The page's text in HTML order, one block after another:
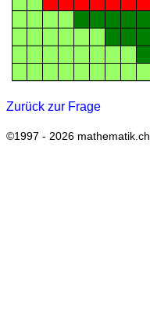
Zurück zur Frage
©1997 - 2026 mathematik.ch